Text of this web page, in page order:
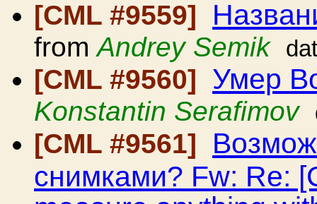
[CML #9559]
fromAndrey Semik
[CML #9560] Умер
Konstantin Serafimov
[CML #9561]
снимками? Fw: Re: